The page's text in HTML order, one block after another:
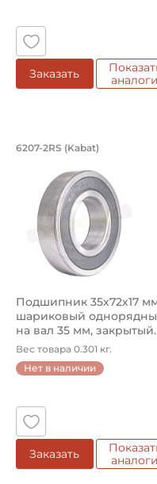
Заказать
аналоги
Подшипник
6207-2RS (Kabat)
Подшипник 35х72х17
шариковый
на вал 35 мм, закрытый.
Арт...
Вес товара 0.301 кг.
Нет в наличии
Заказать
аналоги